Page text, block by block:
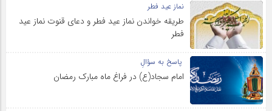
نماز عید فطر
طریقه خواندن نماز عید فطر و دعای قنوت نماز عید
فطر
پاسخ به سؤالِ
امام سجاد(ع) در فراغ ماه مبارک رمضان